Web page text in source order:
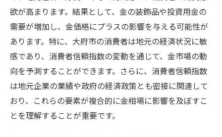
欲が高まります。結果として、金の装飾品や投資用金の
需要が増加し、金価格にプラスの影響を与える可能性が
あります。特に、大府市の消費者は地元の経済状況に敏
感であり、消費者信頼指数の変動を通じて、金市場の動
向を予測することができます。さらに、消費者信頼指数
は地元企業の業績や政府の経済政策とも密接に関連して
おり、これらの要素が複合的に金相場に影響を及ぼすこ
とを理解することが重要です。